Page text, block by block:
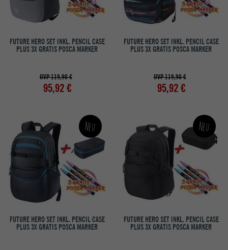
FUTURE HERO SET INKL. PENCIL CASE
PLUS 3X GRATIS POSCA MARKER
UVP 119,90 €
95,92 €
FUTURE HERO SET INKL. PENCIL CASE
PLUS 3X GRATIS POSCA MARKER
UVP 119,90 €
95,92 €
Neu
FUTURE HERO SET INKL. PENCIL CASE
PLUS 3X GRATIS POSCA MARKER
Neu
FUTURE HERO SET INKL. PENCIL CASE
PLUS 3X GRATIS POSCA MARKER